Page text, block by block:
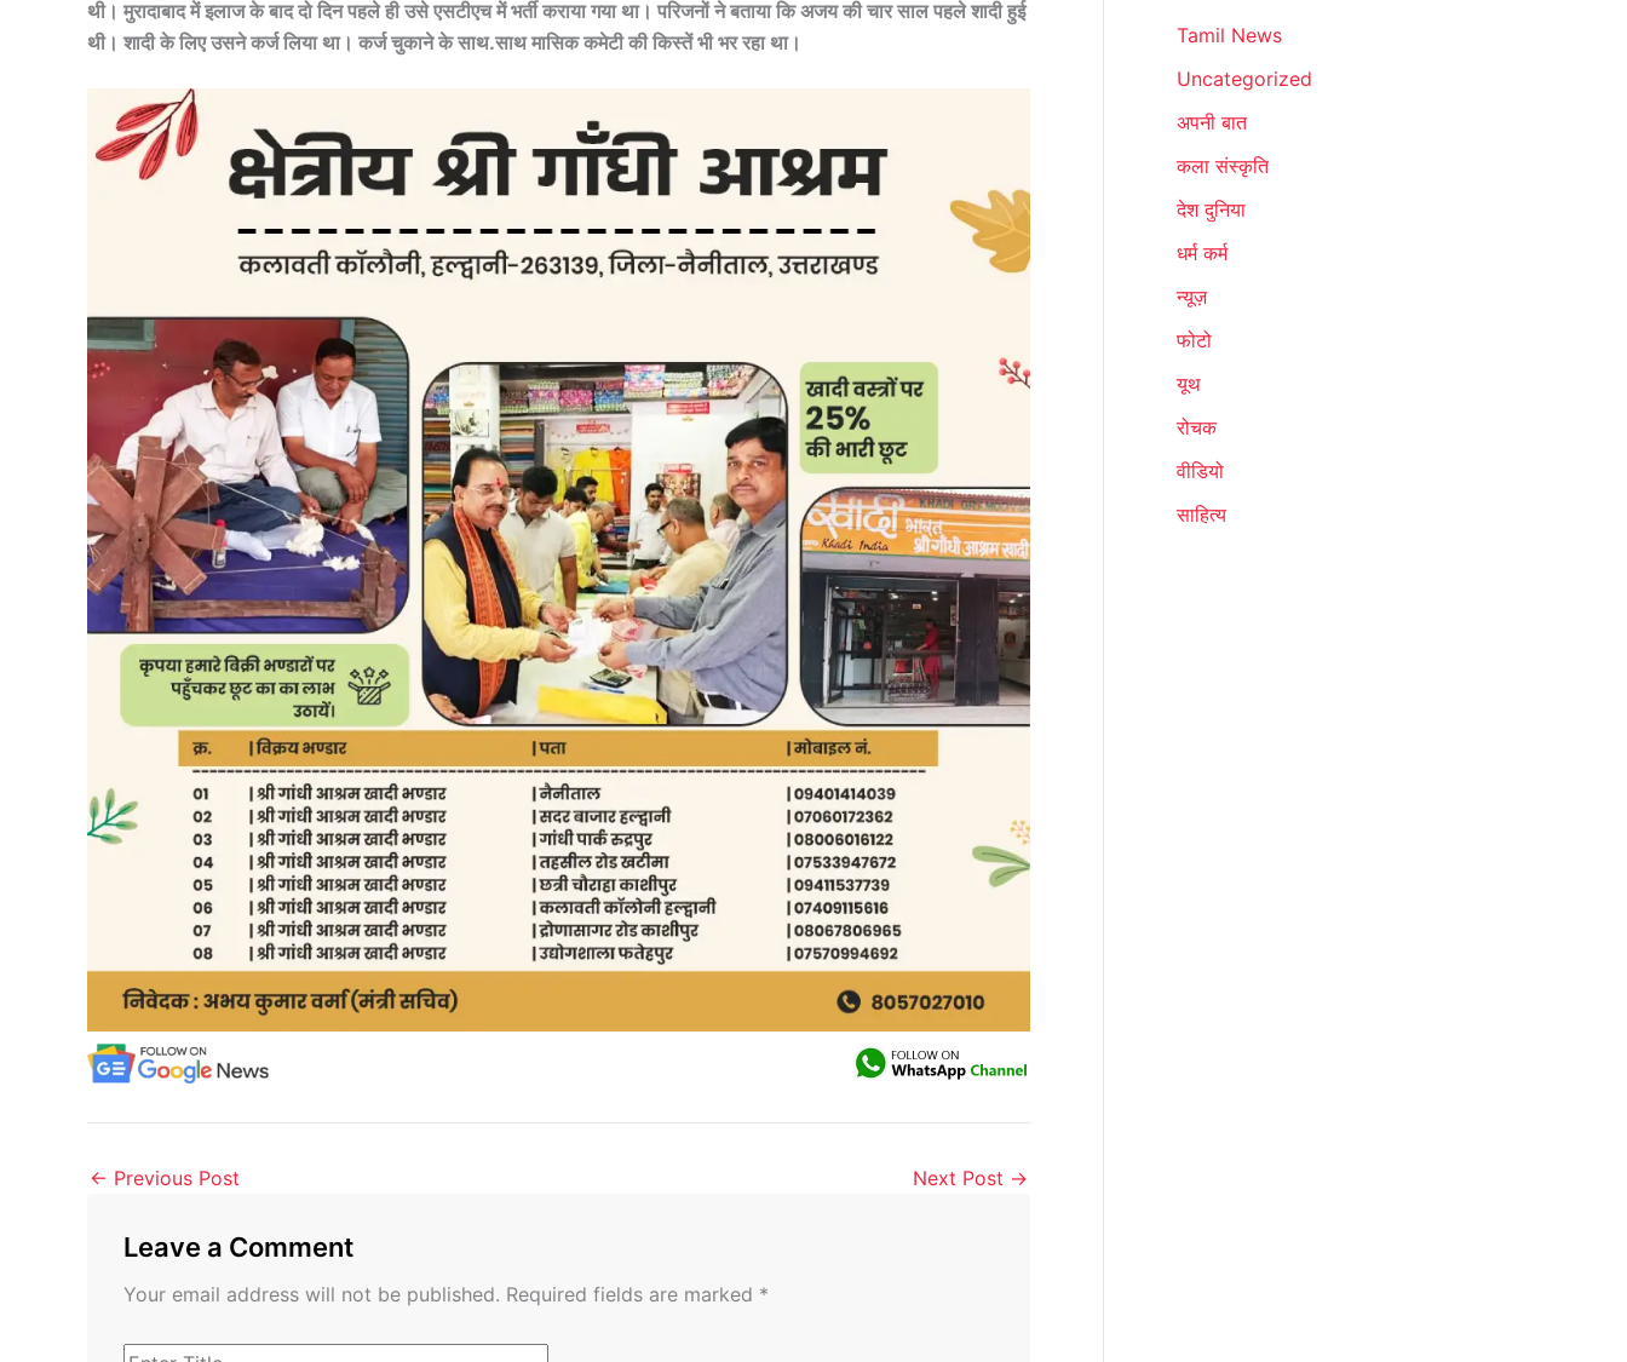
थी। मुरादाबाद में इलाज के बाद दो दिन पहले ही उसे एसटीएच में भर्ती कराया गया था। परिजनों ने बताया कि अजय की चार साल पहले शादी हुई
थी। शादी के लिए उसने कर्ज लिया था। कर्ज चुकाने के साथ.साथ मासिक कमेटी की किस्तें भी भर रहा था।
← Previous Post Next Post →
Leave a Comment
Your email address will not be published. Required fields are marked *
Tamil News
Uncategorized
अपनी बात
कला संस्कृति
देश दुनिया
धर्म कर्म
न्यूज़
फोटो
यूथ
रोचक
वीडियो
साहित्य